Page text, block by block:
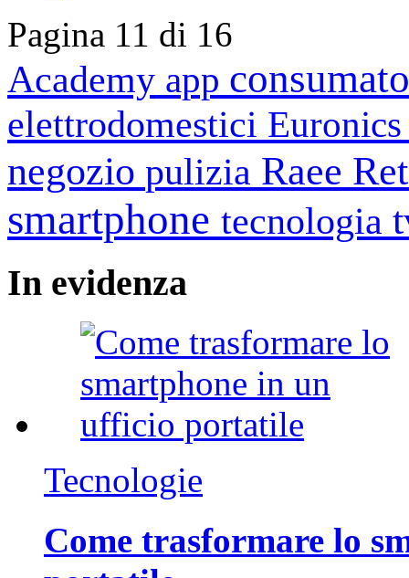
Pagina 11 di 16
Academy app
elettrodomestici
negozio pulizia Raee
smartphone tecnologia
In evidenza
Tecnologie
Come trasformare lo